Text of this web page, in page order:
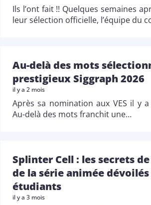
Ils l’ont fait !! Quelques semaines
leur sélection officielle, l’équipe du
Au-delà des mots
prestigieux Siggraph 2026
il y a 2 mois
Après sa nomination aux VES il y
Au-delà des mots franchit une…
Splinter Cell : les secrets
de la série animée dévoilés
étudiants
il y a 3 mois